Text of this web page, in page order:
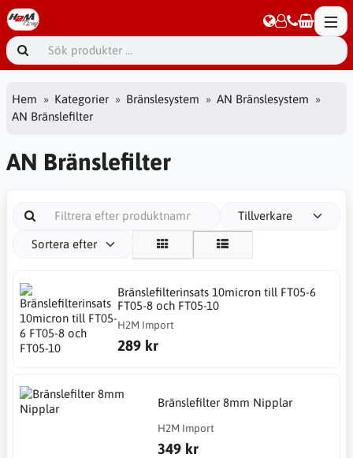
Hem Kategorier Bränslesystem
AN Bränslesystem
AN Bränslefilter
AN Bränslefilter
Tillverkare
Sortera efter
Bränslefilterinsats 10micron till FT05-6
FT05-8 och FT05-10
H2M Import
289 kr
Bränslefilter 8mm Nipplar
H2M Import
349 kr